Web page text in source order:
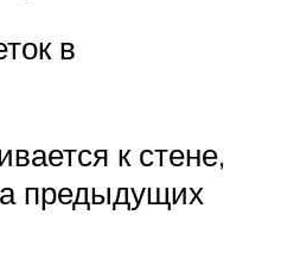
в
к стене,
предыдущих